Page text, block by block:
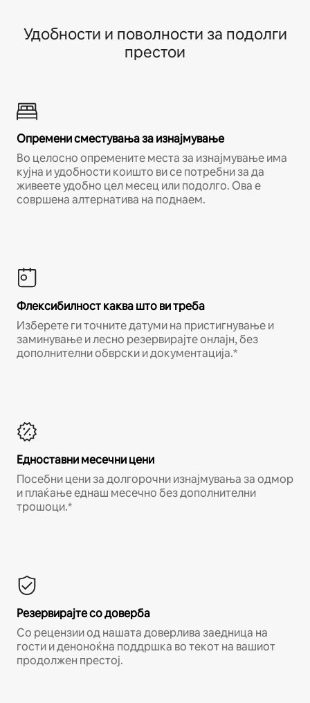
Удобности и поволности за подолги
престои
Опремени сместувања за изнајмување
Во целосно опремените места за изнајмување има
кујна и удобности коишто ви се потребни за да
живеете удобно цел месец или подолго. Ова е
совршена алтернатива на поднаем.
Флексибилност каква што ви треба
Изберете ги точните датуми на пристигнување и
заминување и лесно резервирајте онлајн, без
дополнителни обврски и документација.*
Едноставни месечни цени
Посебни цени за долгорочни изнајмувања за одмор
и плаќање еднаш месечно без дополнителни
трошоци.*
Резервирајте со доверба
Со рецензии од нашата доверлива заедница на
гости и деноноќна поддршка во текот на вашиот
продолжен престој.